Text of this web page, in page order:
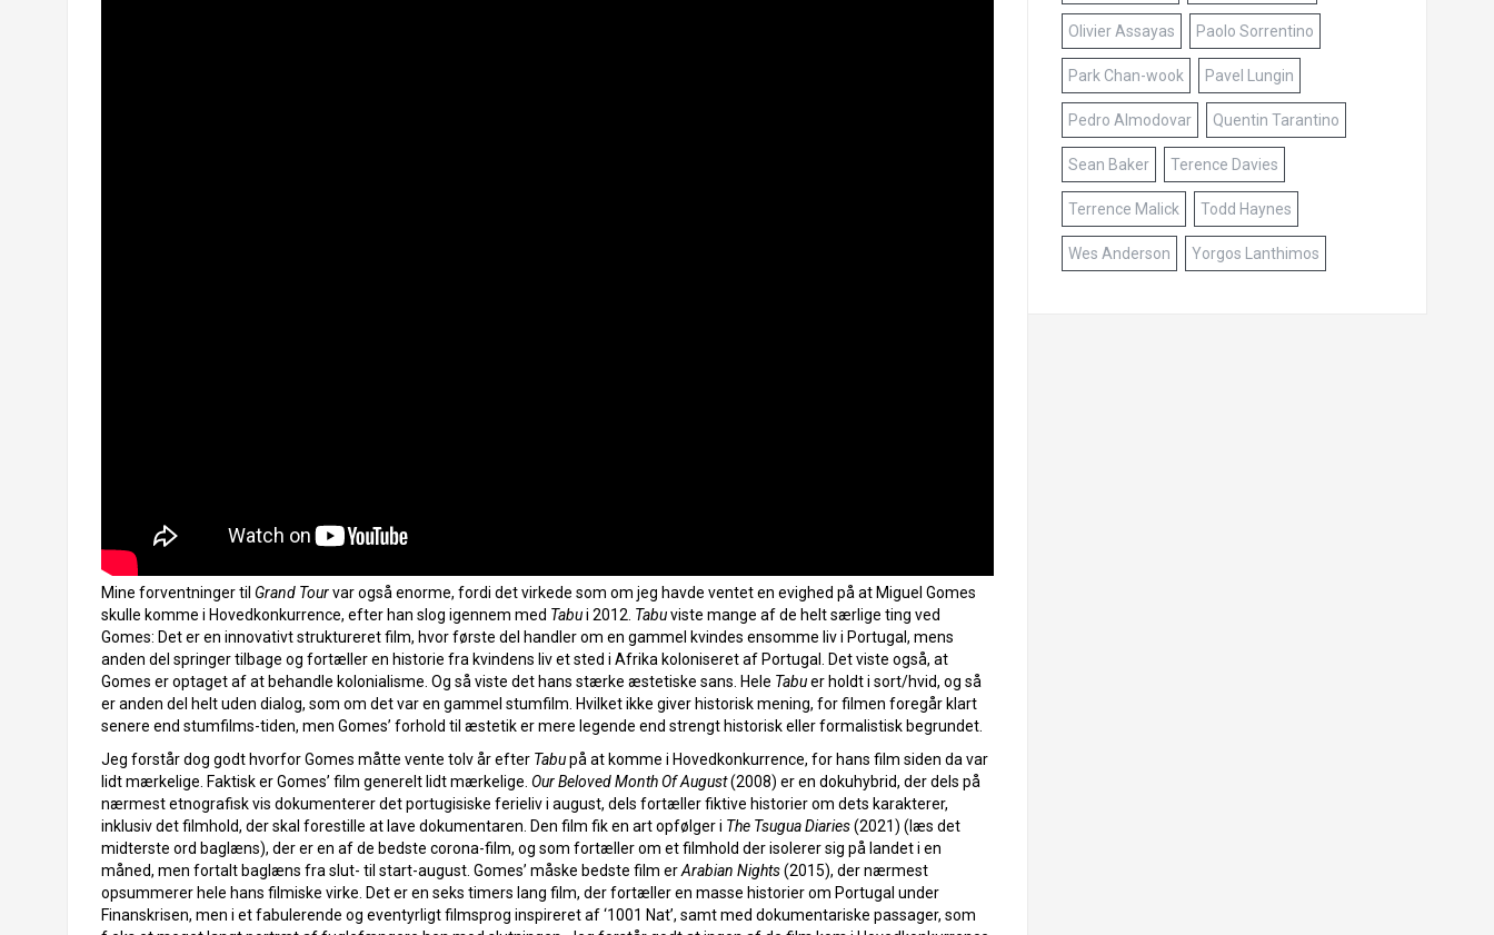
Mine forventninger til Grand Tourvar også enorme, fordi det virkede som om jeg havde ventet en evighed på at Miguel Gomes
skulle komme i Hovedkonkurrence, efter han slog igennem med Tabui 2012. Tabuviste mange af de helt særlige ting ved
Gomes: Det er en innovativt struktureret film, hvor første del handler om en gammel kvindes ensomme liv i Portugal, mens
anden del springer tilbage og fortæller en historie fra kvindens liv et sted i Afrika koloniseret af Portugal. Det viste også, at
Gomes er optaget af at behandle kolonialisme. Og så viste det hans stærke æstetiske sans. Hele Tabuer holdt i sort/hvid, og så
er anden del helt uden dialog, som om det var en gammel stumfilm. Hvilket ikke giver historisk mening, for filmen foregår klart
senere end stumfilms-tiden, men Gomes’ forhold til æstetik er mere legende end strengt historisk eller formalistisk begrundet.
Jeg forstår dog godt hvorfor Gomes måtte vente tolv år efter Tabupå at komme i Hovedkonkurrence, for hans film siden da var
lidt mærkelige. Faktisk er Gomes’ film generelt lidt mærkelige. Our Beloved Month Of August(2008) er en dokuhybrid, der dels på
nærmest etnografisk vis dokumenterer det portugisiske ferieliv i august, dels fortæller fiktive historier om dets karakterer,
inklusiv det filmhold, der skal forestille at lave dokumentaren. Den film fik en art opfølger i The Tsugua Diaries(2021) (læs det
midterste ord baglæns), der er en af de bedste corona-film, og som fortæller om et filmhold der isolerer sig på landet i en
måned, men fortalt baglæns fra slut- til start-august. Gomes’ måske bedste film erArabian Nights(2015), der nærmest
opsummerer hele hans filmiske virke. Det er en seks timers lang film, der fortæller en masse historier om Portugal under
Finanskrisen, men i et fabulerende og eventyrligt filmsprog inspireret af ‘1001 Nat’, samt med dokumentariske passager, som
Olivier Assayas Paolo Sorrentino
Park Chan-wook Pavel Lungin
Pedro Almodovar Quentin Tarantino
Sean Baker Terence Davies
Terrence Malick Todd Haynes
Wes Anderson Yorgos Lanthimos